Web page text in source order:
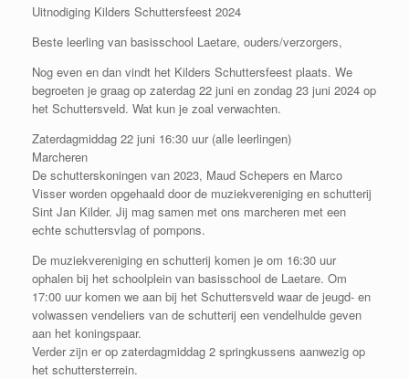
Uitnodiging Kilders Schuttersfeest 2024
Beste leerling van basisschool Laetare, ouders/verzorgers,
Nog even en dan vindt het Kilders Schuttersfeest plaats. We
begroeten je graag op zaterdag 22 juni en zondag 23 juni 2024 op
het Schuttersveld. Wat kun je zoal verwachten.
Zaterdagmiddag 22 juni 16:30 uur (alle leerlingen)
Marcheren
De schutterskoningen van 2023, Maud Schepers en Marco
Visser worden opgehaald door de muziekvereniging en schutterij
Sint Jan Kilder. Jij mag samen met ons marcheren met een
echte schuttersvlag of pompons.
De muziekvereniging en schutterij komen je om 16:30 uur
ophalen bij het schoolplein van basisschool de Laetare. Om
17:00 uur komen we aan bij het Schuttersveld waar de jeugd- en
volwassen vendeliers van de schutterij een vendelhulde geven
aan het koningspaar.
Verder zijn er op zaterdagmiddag 2 springkussens aanwezig op
het schuttersterrein.